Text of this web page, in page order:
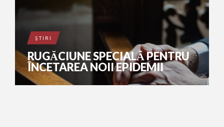
ŞTIRI
RUGĂCIUNE SPECIALĂ PENTRU
ÎNCETAREA NOII EPIDEMII